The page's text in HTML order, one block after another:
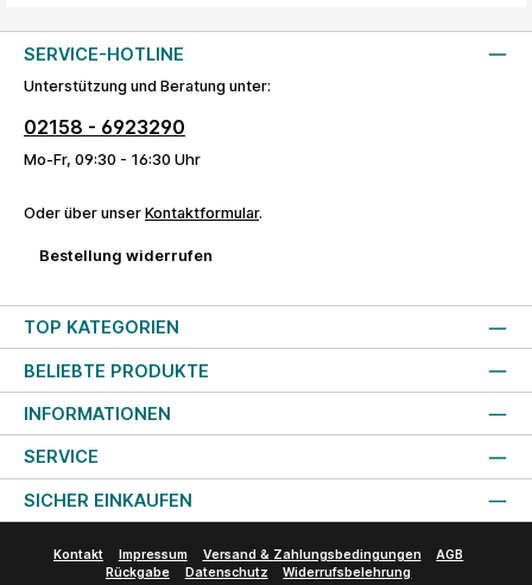
SERVICE-HOTLINE
Unterstützung und Beratung unter:
02158 - 6923290
Mo-Fr, 09:30 - 16:30 Uhr
Oder über unser Kontaktformular.
Bestellung widerrufen
TOP KATEGORIEN
BELIEBTE PRODUKTE
INFORMATIONEN
SERVICE
SICHER EINKAUFEN
Kontakt Impressum Versand & Zahlungsbedingungen
AGB
Rückgabe
Datenschutz
Widerrufsbelehrung